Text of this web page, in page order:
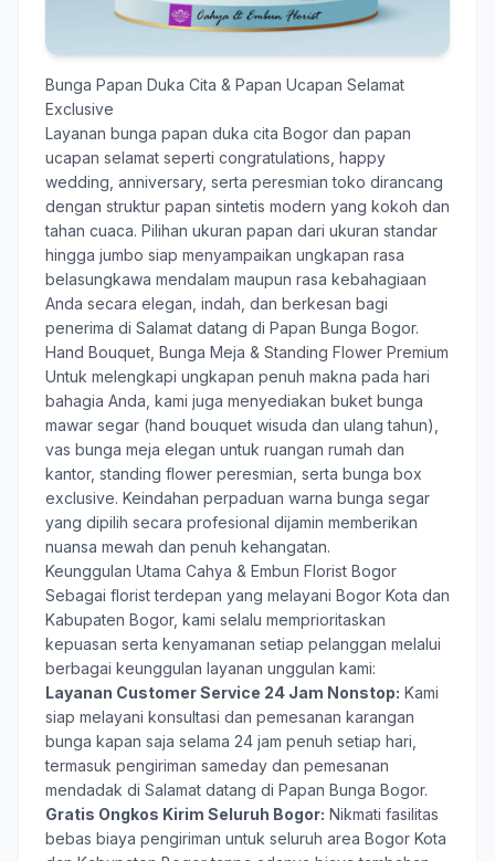
Bunga Papan Duka Cita & Papan Ucapan Selamat
Exclusive
Layanan bunga papan duka cita Bogor dan papan
ucapan selamat seperti congratulations, happy
wedding, anniversary, serta peresmian toko dirancang
dengan struktur papan sintetis modern yang kokoh dan
tahan cuaca. Pilihan ukuran papan dari ukuran standar
hingga jumbo siap menyampaikan ungkapan rasa
belasungkawa mendalam maupun rasa kebahagiaan
Anda secara elegan, indah, dan berkesan bagi
penerima di Salamat datang di Papan Bunga Bogor.
Hand Bouquet, Bunga Meja & Standing Flower Premium
Untuk melengkapi ungkapan penuh makna pada hari
bahagia Anda, kami juga menyediakan buket bunga
mawar segar (hand bouquet wisuda dan ulang tahun),
vas bunga meja elegan untuk ruangan rumah dan
kantor, standing flower peresmian, serta bunga box
exclusive. Keindahan perpaduan warna bunga segar
yang dipilih secara profesional dijamin memberikan
nuansa mewah dan penuh kehangatan.
Keunggulan Utama Cahya & Embun Florist Bogor
Sebagai florist terdepan yang melayani Bogor Kota dan
Kabupaten Bogor, kami selalu memprioritaskan
kepuasan serta kenyamanan setiap pelanggan melalui
berbagai keunggulan layanan unggulan kami:
Layanan Customer Service 24 Jam Nonstop: Kami
siap melayani konsultasi dan pemesanan karangan
bunga kapan saja selama 24 jam penuh setiap hari,
termasuk pengiriman sameday dan pemesanan
mendadak di Salamat datang di Papan Bunga Bogor.
Gratis Ongkos Kirim Seluruh Bogor: Nikmati fasilitas
bebas biaya pengiriman untuk seluruh area Bogor Kota